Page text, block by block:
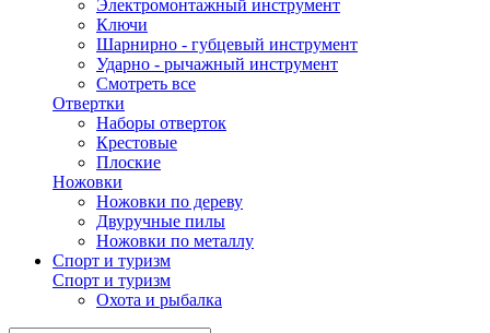
Электромонтажный инструмент
Ключи
Шарнирно - губцевый инструмент
Ударно - рычажный инструмент
Смотреть все
Отвертки
Наборы отверток
Крестовые
Плоские
Ножовки
Ножовки по дереву
Двуручные пилы
Ножовки по металлу
Спорт и туризм
Спорт и туризм
Охота и рыбалка